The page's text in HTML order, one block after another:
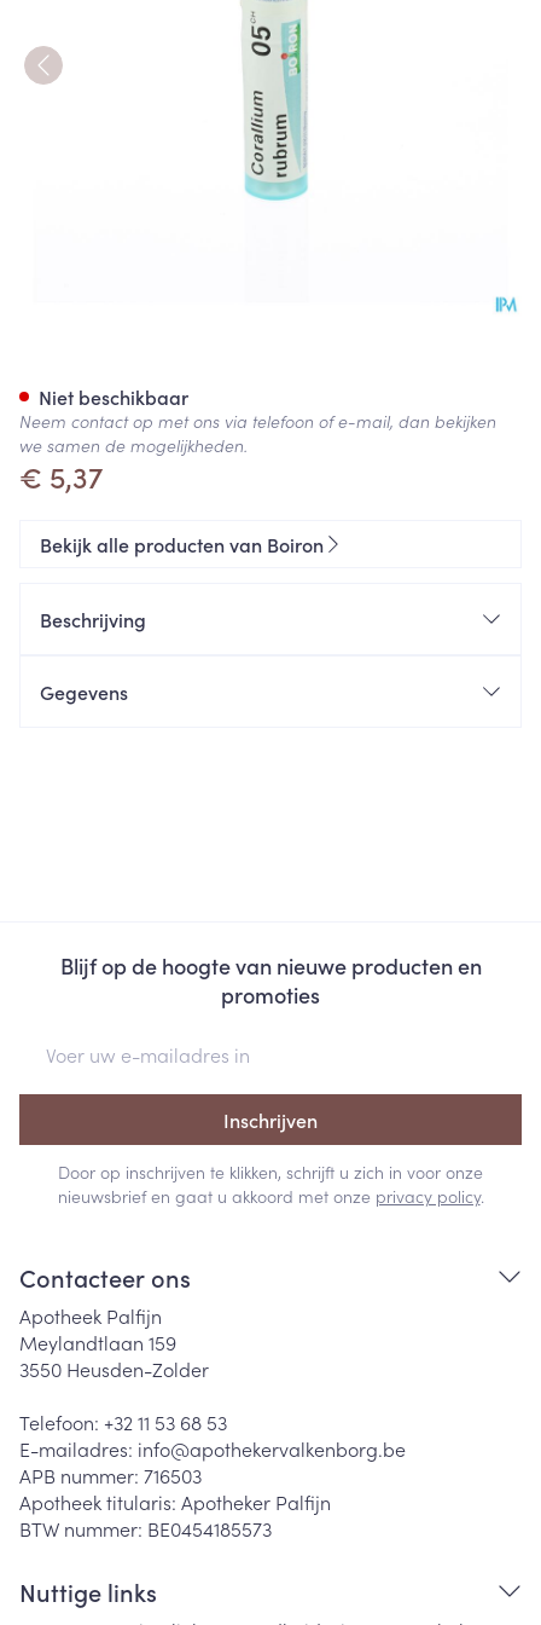
€ 5,37
Niet beschikbaar
Neem contact op met ons via telefoon of e-mail, dan bekijken
we samen de mogelijkheden.
Bekijk alle producten van Boiron
Beschrijving
Gegevens
Blijf op de hoogte van nieuwe producten en
promoties
Inschrijven
Door op inschrijven te klikken, schrijft u zich in voor onze
nieuwsbrief en gaat u akkoord met onze privacy policy.
Contacteer ons
Apotheek Palfijn
Meylandtlaan 159
3550 Heusden-Zolder
Telefoon: +32 11 53 68 53
E-mailadres: info@apothekervalkenborg.be
APB nummer: 716503
Apotheek titularis: Apotheker Palfijn
BTW nummer: BE0454185573
Nuttige links